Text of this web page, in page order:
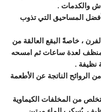
والكدمات .
المساحيق التي تذوب
، خاصةً البقع العالقة من
لعدة ساعات ثم امسحه
نظيفة .
الروائح الناتجة عن الأطعمة
من المخلفات الكيماوية